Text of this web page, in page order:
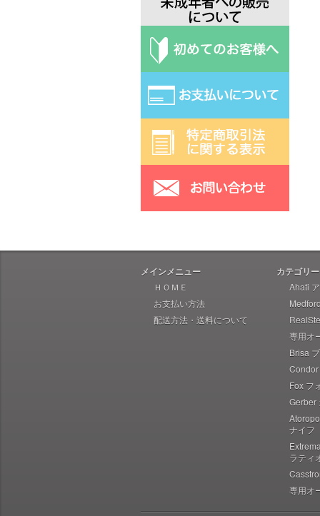
Fobos Knives フォボス
Extrema Ratio エクストラマ ラ
ティオ
Fallkniven ファルクニーベン
Gerber ガーバー
Halfbreed Blades ハーフブリー
ドブレード
Hibben ヒビン
Hogue ホーグ
Heretic Knives ヘレティック
Imperial Schrade インペリアル
シュレード
Ka-Bar ケーバー
Ka-Bar Becker ケーバー ベッカ
ー
メインメニュー
ＨＯＭＥ
お支払い方法
配送方法・送料について
カテゴリー
Ahati
専用オ
Brisa
Fox フ
Gerber
ナイフ
ラティ
専用オ